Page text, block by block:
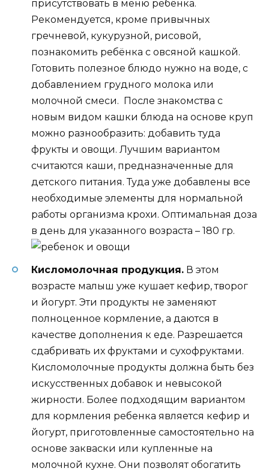
присутствовать в меню ребёнка.
Рекомендуется, кроме привычных
гречневой, кукурузной, рисовой,
познакомить ребёнка с овсяной кашкой.
Готовить полезное блюдо нужно на воде, с
добавлением грудного молока или
молочной смеси. После знакомства с
новым видом кашки блюда на основе круп
можно разнообразить: добавить туда
фрукты и овощи. Лучшим вариантом
считаются каши, предназначенные для
детского питания. Туда уже добавлены все
необходимые элементы для нормальной
работы организма крохи. Оптимальная доза
в день для указанного возраста – 180 гр.
Кисломолочная продукция. В этом
возрасте малыш уже кушает кефир, творог
и йогурт. Эти продукты не заменяют
полноценное кормление, а даются в
качестве дополнения к еде. Разрешается
сдабривать их фруктами и сухофруктами.
Кисломолочные продукты должна быть без
искусственных добавок и невысокой
жирности. Более подходящим вариантом
для кормления ребенка является кефир и
йогурт, приготовленные самостоятельно на
основе закваски или купленные на
молочной кухне. Они позволят обогатить